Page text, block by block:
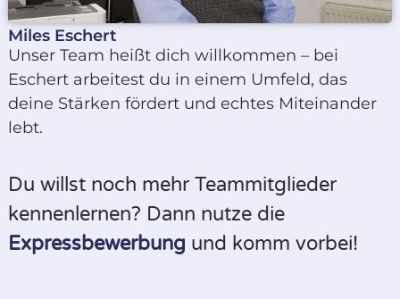
Miles Eschert
Unser Team heißt dich willkommen – bei
Eschert arbeitest du in einem Umfeld, das
deine Stärken fördert und echtes Miteinander
lebt.
Du willst noch mehr Teammitglieder
kennenlernen? Dann nutze die
Expressbewerbung und komm vorbei!